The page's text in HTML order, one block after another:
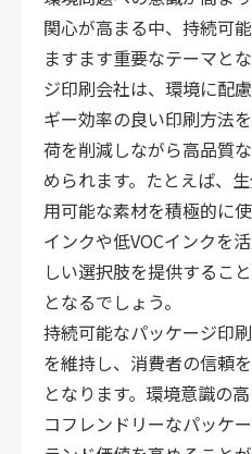
関心が高まる中、持続可
ますます重要なテーマと
ジ印刷会社は、環境に配
ギー効率の良い印刷方法
荷を削減しながら高品質
められます。たとえば、
用可能な素材を積極的に
インクや低VOCインクを
しい選択肢を提供するこ
となるでしょう。
持続可能なパッケージ印
を維持し、消費者の信頼
となります。環境意識の
コフレンドリーなパッケ